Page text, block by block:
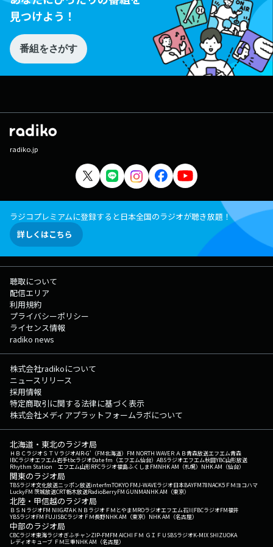
見つけよう！
番組をさがす
radiko.jp
ラジコプレミアムに登録すると日本全国のラジオが聴き放題！
詳しくはこちら
聴取について
配信エリア
利用規約
プライバシーポリシー
ライセンス情報
radiko news
株式会社radikoについて
ニュースリリース
採用情報
特定商取引に関する法律に基づく表示
株式会社メディアプラットフォームラボについて
北海道・東北のラジオ局
ＨＢＣラジオＳＴＶラジオAIR-G'（FM北海道） FM NORTH WAVEＲＡＢ青森放送エフエム青森
IBCラジオエフエム岩手tbcラジオDate fm（エフエム仙台） ABSラジオエフエム秋田YBC山形放送
Rhythm Station エフエム山形RFCラジオ福島ふくしまFMNHK AM（札幌） NHK AM（仙台）
関東のラジオ局
TBSラジオ文化放送ニッポン放送interfmTOKYO FMJ-WAVEラジオ日本BAYFM78NACK5 ＦＭヨコハマ
LuckyFM 茨城放送CRT栃木放送RadioBerryFM GUNMANHK AM（東京）
北陸・甲信越のラジオ局
ＢＳＮラジオFM NIIGATAＫＮＢラジオ ＦＭとやまMROラジオエフエム石川FBCラジオFM福井
YBSラジオFM FUJISBCラジオ ＦＭ長野NHK AM（東京） NHK AM（名古屋）
中部のラジオ局
CBCラジオ東海ラジオぎふチャンZIP-FMFM AICHI ＦＭ ＧＩＦＵ SBSラジオK-MIX SHIZUOKA
レディオキューブ ＦＭ三重NHK AM（名古屋）